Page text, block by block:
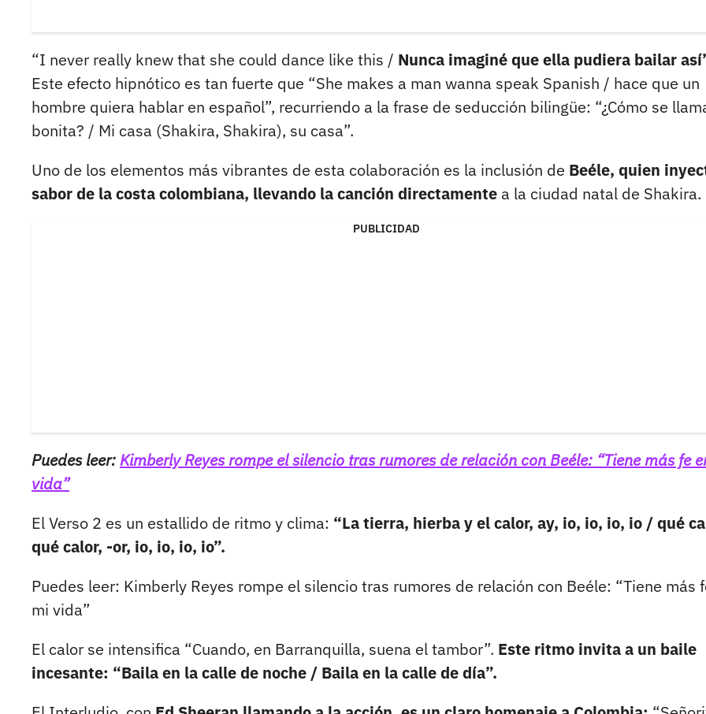
“I never really knew that she could dance like this / Nunca imaginé que ella pudiera bailar
Este efecto hipnótico es tan fuerte que “She makes a man wanna speak Spanish / hace que un
hombre quiera hablar en español”, recurriendo a la frase de seducción bilingüe: “¿Cómo se
bonita? / Mi casa (Shakira, Shakira), su casa”.
Uno de los elementos más vibrantes de esta colaboración es la inclusión de Beéle, quien
sabor de la costa colombiana, llevando la canción directamente a la ciudad natal de Shakira.
PUBLICIDAD
Puedes leer:Kimberly Reyes rompe el silencio tras rumores de relación con Beéle: “Tiene más fe
vida”
El Verso 2 es un estallido de ritmo y clima: “La tierra, hierba y el calor, ay, io, io, io, io / qué
qué calor, -or, io, io, io, io”.
Puedes leer: Kimberly Reyes rompe el silencio tras rumores de relación con Beéle: “Tiene más
mi vida”
El calor se intensifica “Cuando, en Barranquilla, suena el tambor”. Este ritmo invita a un baile
incesante: “Baila en la calle de noche / Baila en la calle de día”.